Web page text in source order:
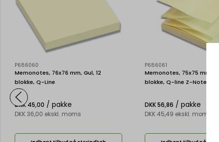
P686060
Memonotes, 76x76 mm, Gul, 12
blokke, Q-Line
DKK 45,00 / pakke
DKK 36,00 ekskl. moms
P686061
Memonotes, 75x75 mm,
blokke, Q-line Z-Notes
DKK 56,86 / pakke
DKK 45,49 ekskl. moms